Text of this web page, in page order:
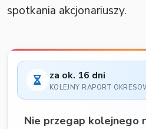
spotkania akcjonariuszy.
za ok. 16 dni
KOLEJNY RAPORT
Nie przegap kolejnego